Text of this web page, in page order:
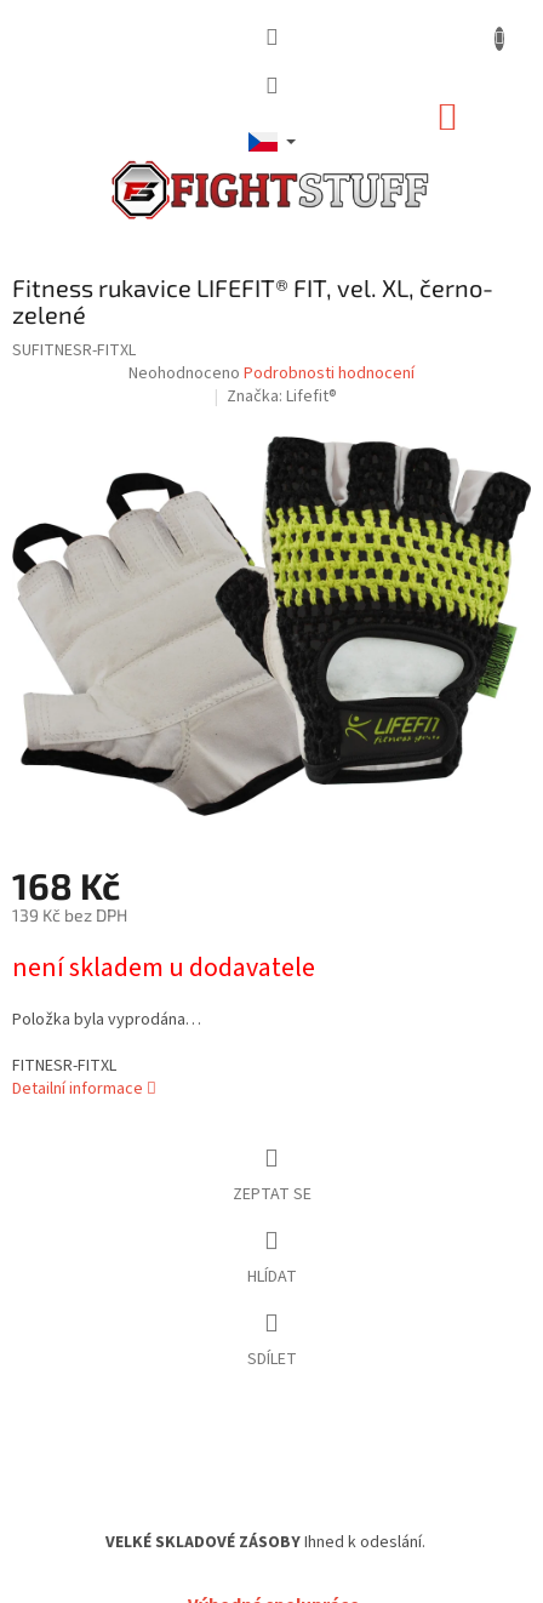
Fitness rukavice LIFEFIT® FIT, vel. XL, černo-
zelené
SUFITNESR-FITXL
Průměrné
z
5
hvězdiček.
Neohodnoceno Podrobnosti hodnocení
Značka: Lifefit®
168 Kč
139 Kč bez DPH
cena:
není skladem u dodavatele
Položka byla vyprodána…
FITNESR-FITXL
Detailní informace
ZEPTAT SE
HLÍDAT
SDÍLET
VELKÉ SKLADOVÉ ZÁSOBYIhned k odeslání.